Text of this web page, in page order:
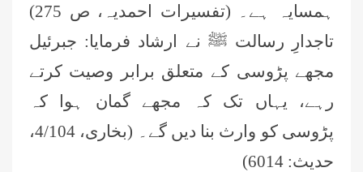
ہمسایہ ہے۔ (تفسیرات احمدیہ، ص 275)
تاجدارِ رسالت ﷺ نے ارشاد فرمایا: جبرئیل
مجھے پڑوسی کے متعلق برابر وصیت کرتے
رہے، یہاں تک کہ مجھے گمان ہوا کہ
پڑوسی کو وارث بنا دیں گے۔ (بخاری، 4/104،
حدیث: 6014)